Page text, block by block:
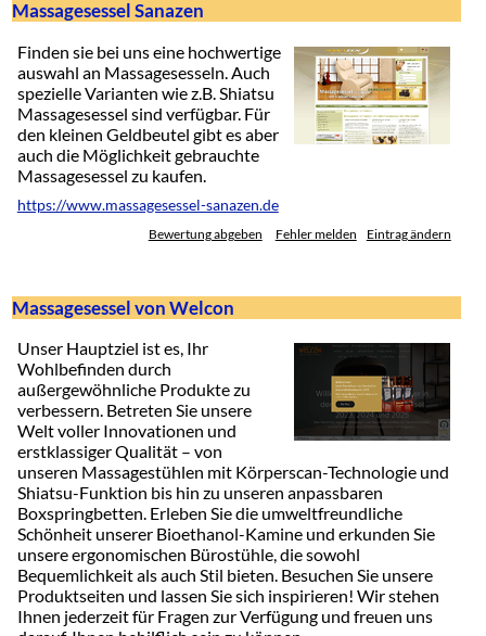
Massagesessel Sanazen
Finden sie bei uns eine hochwertige
auswahl an Massagesesseln. Auch
spezielle Varianten wie z.B. Shiatsu
Massagesessel sind verfügbar. Für
den kleinen Geldbeutel gibt es aber
auch die Möglichkeit gebrauchte
Massagesessel zu kaufen.
https://www.massagesessel-sanazen.de
Bewertung abgeben Fehler melden Eintrag ändern
Massagesessel von Welcon
Unser Hauptziel ist es, Ihr
Wohlbefinden durch
außergewöhnliche Produkte zu
verbessern. Betreten Sie unsere
Welt voller Innovationen und
erstklassiger Qualität – von
unseren Massagestühlen mit Körperscan-Technologie und
Shiatsu-Funktion bis hin zu unseren anpassbaren
Boxspringbetten. Erleben Sie die umweltfreundliche
Schönheit unserer Bioethanol-Kamine und erkunden Sie
unsere ergonomischen Bürostühle, die sowohl
Bequemlichkeit als auch Stil bieten. Besuchen Sie unsere
Produktseiten und lassen Sie sich inspirieren! Wir stehen
Ihnen jederzeit für Fragen zur Verfügung und freuen uns